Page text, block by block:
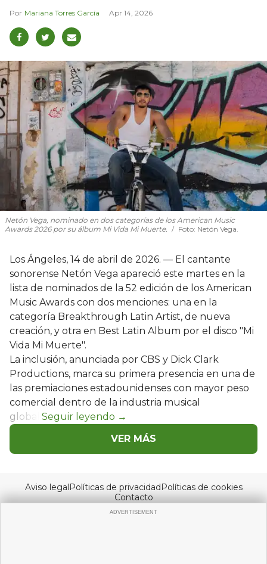
Mariana Torres García Apr 14, 2026
Netón Vega, nominado en dos categorías de los American Music
Awards 2026 por su álbum Mi Vida Mi Muerte.
Foto: Netón Vega.
Los Ángeles, 14 de abril de 2026. — El cantante
sonorense Netón Vega apareció este martes en la
lista de nominados de la 52 edición de los American
Music Awards con dos menciones: una en la
categoría Breakthrough Latin Artist, de nueva
creación, y otra en Best Latin Album por el disco "Mi
Vida Mi Muerte".
La inclusión, anunciada por CBS y Dick Clark
Productions, marca su primera presencia en una de
las premiaciones estadounidenses con mayor peso
comercial dentro de la industria musical
global.
VER MÁS
Aviso legalPolíticas de privacidadPolíticas de cookies
Contacto